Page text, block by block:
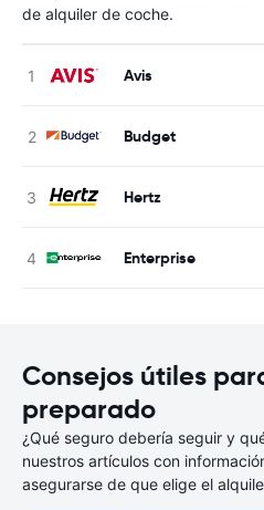
de alquiler de coche.
Avis
Budget
Hertz
Enterprise
Consejos útiles
preparado
¿Qué seguro debería seguir y
nuestros artículos con
asegurarse de que elige el